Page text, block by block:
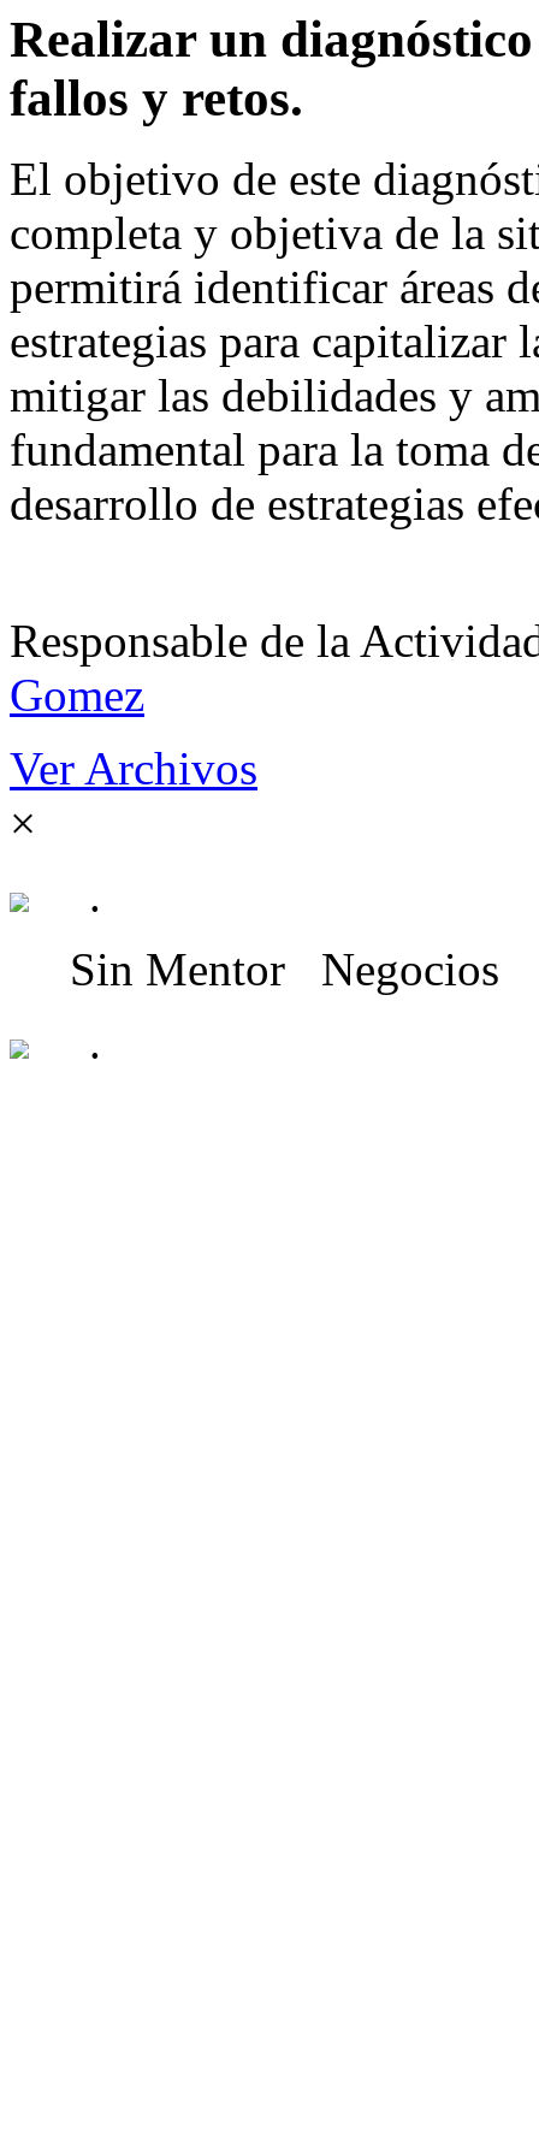
Realizar un
fallos y retos.
El objetivo de este
completa y objetiva de la
permitirá identificar áreas
estrategias para capitalizar
mitigar las debilidades y
fundamental para la toma
desarrollo de estrategias
Responsable de la
Gomez
Ver Archivos
×
.
Sin Mentor Negocios
.